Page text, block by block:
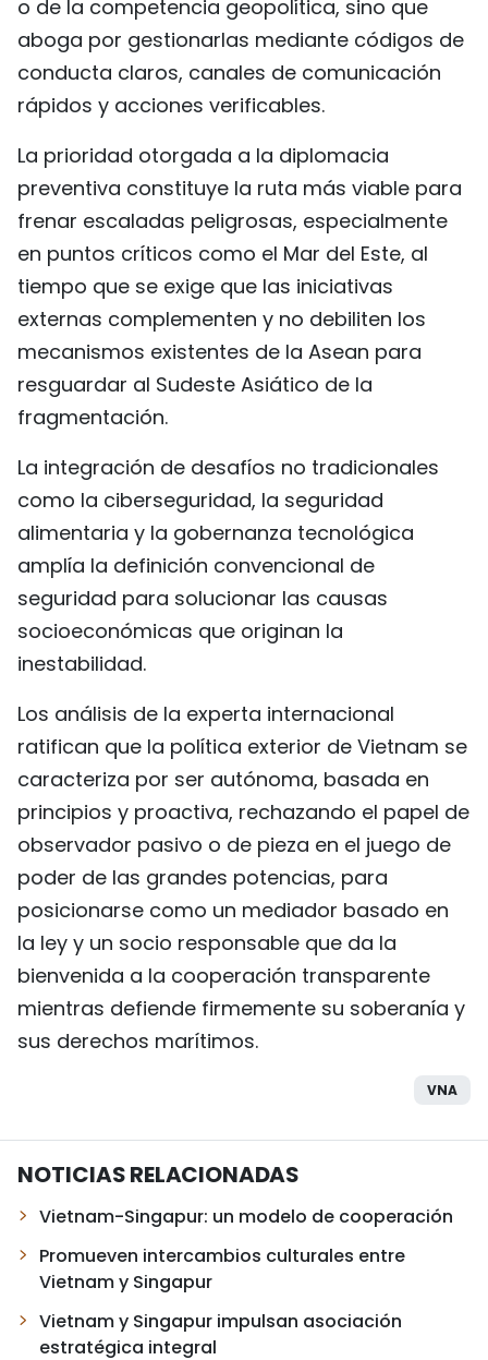
o de la competencia geopolítica, sino que
aboga por gestionarlas mediante códigos de
conducta claros, canales de comunicación
rápidos y acciones verificables.
La prioridad otorgada a la diplomacia
preventiva constituye la ruta más viable para
frenar escaladas peligrosas, especialmente
en puntos críticos como el Mar del Este, al
tiempo que se exige que las iniciativas
externas complementen y no debiliten los
mecanismos existentes de la Asean para
resguardar al Sudeste Asiático de la
fragmentación.
La integración de desafíos no tradicionales
como la ciberseguridad, la seguridad
alimentaria y la gobernanza tecnológica
amplía la definición convencional de
seguridad para solucionar las causas
socioeconómicas que originan la
inestabilidad.
Los análisis de la experta internacional
ratifican que la política exterior de Vietnam se
caracteriza por ser autónoma, basada en
principios y proactiva, rechazando el papel de
observador pasivo o de pieza en el juego de
poder de las grandes potencias, para
posicionarse como un mediador basado en
la ley y un socio responsable que da la
bienvenida a la cooperación transparente
mientras defiende firmemente su soberanía y
sus derechos marítimos.
VNA
NOTICIAS RELACIONADAS
Vietnam-Singapur: un modelo de cooperación
Promueven intercambios culturales entre
Vietnam y Singapur
Vietnam y Singapur impulsan asociación
estratégica integral